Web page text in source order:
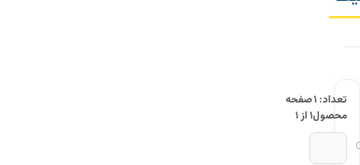
تعداد: ۱
محصول
صفحه
۱ از ۱